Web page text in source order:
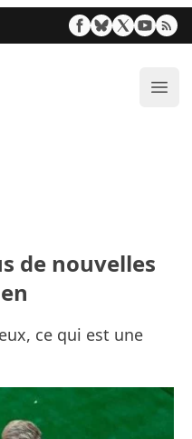
de nouvelles
ce qui est une